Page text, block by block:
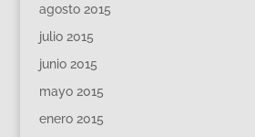
agosto 2015
julio 2015
junio 2015
mayo 2015
enero 2015